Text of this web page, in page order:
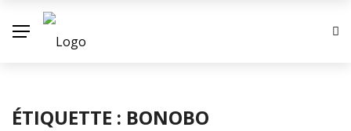
ÉTIQUETTE : BONOBO